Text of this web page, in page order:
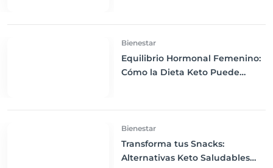
Bienestar
Equilibrio Hormonal Femenino:
Cómo la Dieta Keto Puede
Bienestar
Transforma tus Snacks:
Alternativas Keto Saludables